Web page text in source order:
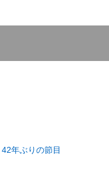
年ぶりの節目